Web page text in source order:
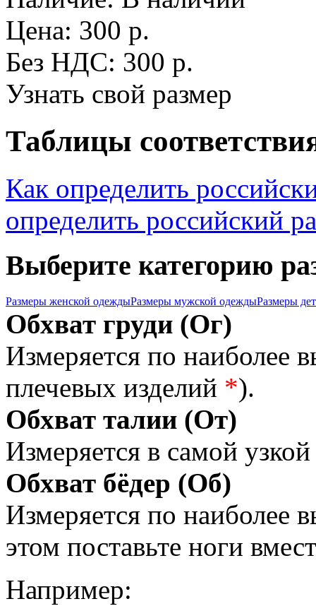
Цена: 300 р.
Без НДС: 300 р.
Узнать свой размер
Таблицы
Как определить
определить российский
Выберите категорию
Размеры женской одеждыРазмеры мужской одеждыРазмеры
Обхват груди (Ог)
Измеряется по наиболее
плечевых изделий *).
Обхват талии (От)
Измеряется в самой
Обхват бёдер (Об)
Измеряется по наиболее
этом поставьте ноги
Например: